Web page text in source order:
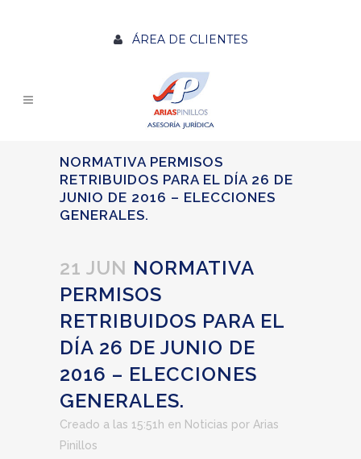
ÁREA DE CLIENTES
NORMATIVA PERMISOS
RETRIBUIDOS PARA EL DÍA 26 DE
JUNIO DE 2016 – ELECCIONES
GENERALES.
21 JUN NORMATIVA
PERMISOS
RETRIBUIDOS PARA EL
DÍA 26 DE JUNIO DE
2016 – ELECCIONES
GENERALES.
Creado a las 15:51h en Noticias por Arias
Pinillos